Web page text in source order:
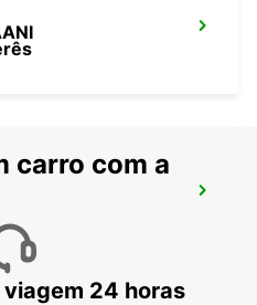
carro com a
24 horas